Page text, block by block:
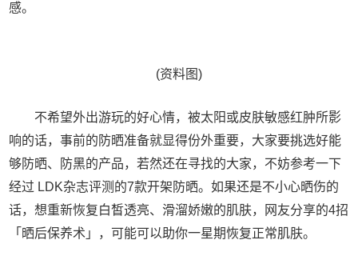
感。
(资料图)
不希望外出游玩的好心情，被太阳或皮肤敏感红肿所影
响的话，事前的防晒准备就显得份外重要，大家要挑选好能
够防晒、防黑的产品，若然还在寻找的大家，不妨参考一下
经过 LDK杂志评测的7款开架防晒。如果还是不小心晒伤的
话，想重新恢复白皙透亮、滑溜娇嫩的肌肤，网友分享的4招
「晒后保养术」，可能可以助你一星期恢复正常肌肤。